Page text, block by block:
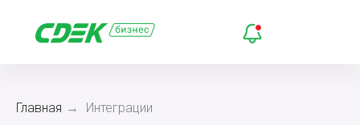
Главная → Интеграции